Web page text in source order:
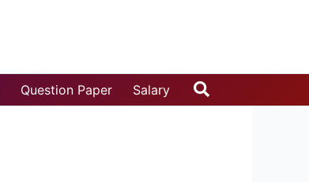
Question Paper Salary Search